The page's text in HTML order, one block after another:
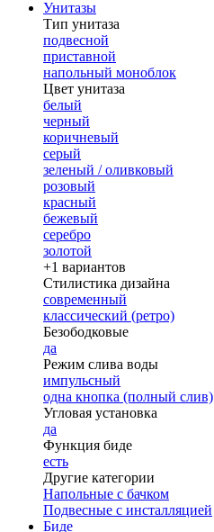
Унитазы
Тип унитаза
подвесной
приставной
напольный моноблок
Цвет унитаза
белый
черный
коричневый
серый
зеленый / оливковый
розовый
красный
бежевый
серебро
золотой
+1 вариантов
Стилистика дизайна
современный
классический (ретро)
Безободковые
да
Режим слива воды
импульсный
одна кнопка (полный слив)
Угловая установка
да
Функция биде
есть
Другие категории
Напольные с бачком
Подвесные с инсталляцией
Биде